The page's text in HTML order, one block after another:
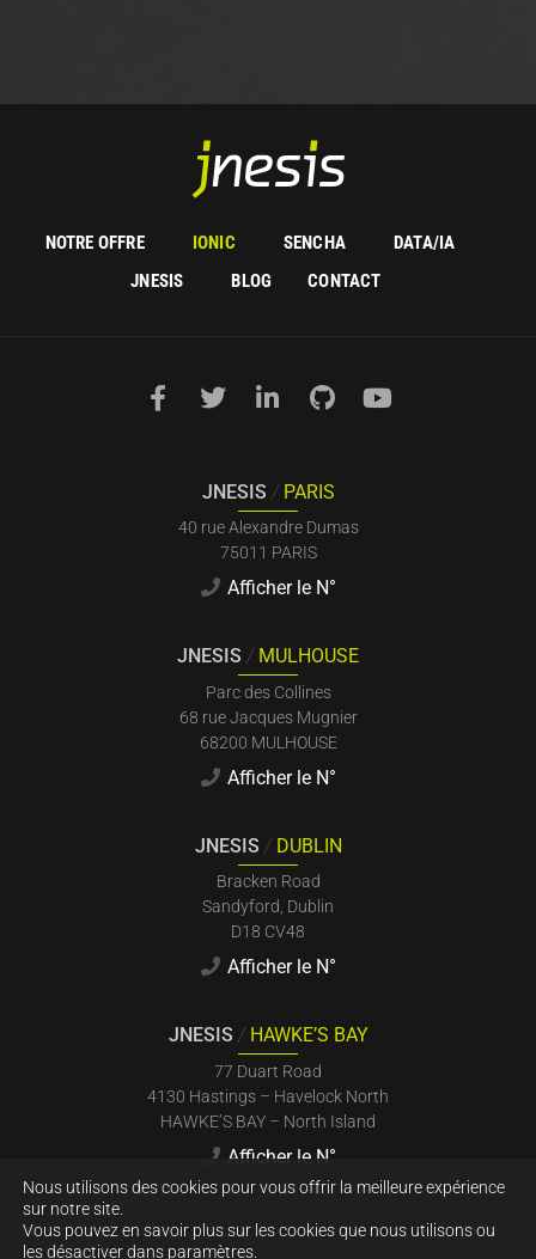
NOTRE OFFRE IONIC SENCHA
DATA/IA
JNESIS
BLOG CONTACT
JNESIS / PARIS
40 rue Alexandre Dumas
75011 PARIS
Afficher le N°
JNESIS / MULHOUSE
Parc des Collines
68 rue Jacques Mugnier
68200 MULHOUSE
Afficher le N°
JNESIS / DUBLIN
Bracken Road
Sandyford, Dublin
D18 CV48
Afficher le N°
JNESIS / HAWKE’S BAY
77 Duart Road
4130 Hastings – Havelock North
HAWKE’S BAY – North Island
Afficher le N°
Nous utilisons des cookies pour vous offrir la meilleure expérience
sur notre site.
Vous pouvez en savoir plus sur les cookies que nous utilisons ou
les désactiver dans paramètres